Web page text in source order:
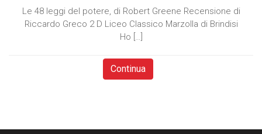
Le 48 leggi del potere, di Robert Greene Recensione di
Riccardo Greco 2 D Liceo Classico Marzolla di Brindisi
Ho […]
Continua